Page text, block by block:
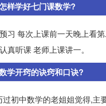
样学好七门课数学?
习 每次上课前一天晚上看
真听课 老师上课讲一。
学开窍的诀窍和口诀?
过初中数学的老姐姐觉得,主